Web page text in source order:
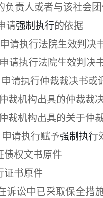
负责人或者与该社会
强制执行的依据
执行法院生效判决书
法院生效判决书
执行仲裁裁决书或调
构出具的仲裁裁决
构出具的关于仲裁
请执行赋予强制执行
权文书原件
书原件
中已采取保全措施